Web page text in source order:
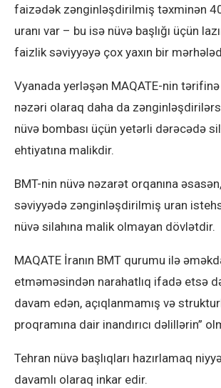
faizədək zənginləşdirilmiş təxminən
uranı var – bu isə nüvə başlığı üçün
faizlik səviyyəyə çox yaxın bir
Vyanada yerləşən MAQATE-nin
nəzəri olaraq daha da
nüvə bombası üçün yetərli dərəcədə
ehtiyatına malikdir.
BMT-nin nüvə nəzarət orqanına
səviyyədə zənginləşdirilmiş uran
nüvə silahına malik olmayan dövlətdir.
MAQATE İranın BMT qurumu ilə
etməməsindən narahatlıq ifadə etsə
davam edən, açıqlanmamış və
proqramına dair inandırıcı dəlillərin”
Tehran nüvə başlıqları hazırlamaq
davamlı olaraq inkar edir.